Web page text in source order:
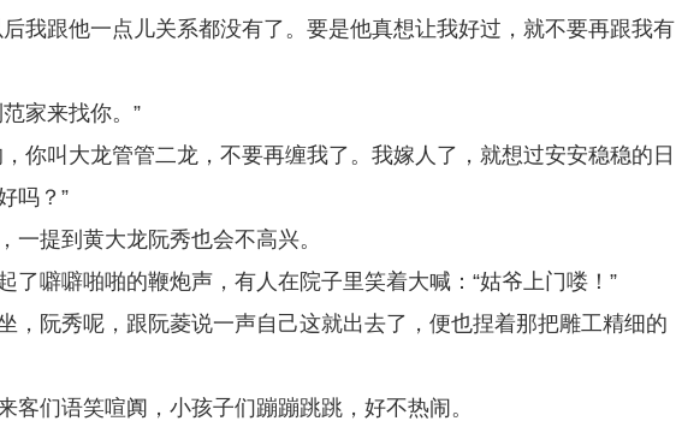
我跟他一点儿关系都没有了。要是他真想让我好过，就不要再跟我有
家来找你。”
你叫大龙管管二龙，不要再缠我了。我嫁人了，就想过安安稳稳的日
吗？”
一提到黄大龙阮秀也会不高兴。
了噼噼啪啪的鞭炮声，有人在院子里笑着大喊：“姑爷上门喽！”
，阮秀呢，跟阮菱说一声自己这就出去了，便也捏着那把雕工精细的
客们语笑喧阗，小孩子们蹦蹦跳跳，好不热闹。